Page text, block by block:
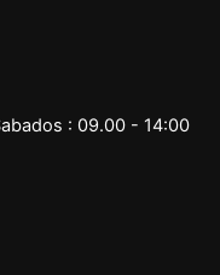
: 09.00 - 14:00